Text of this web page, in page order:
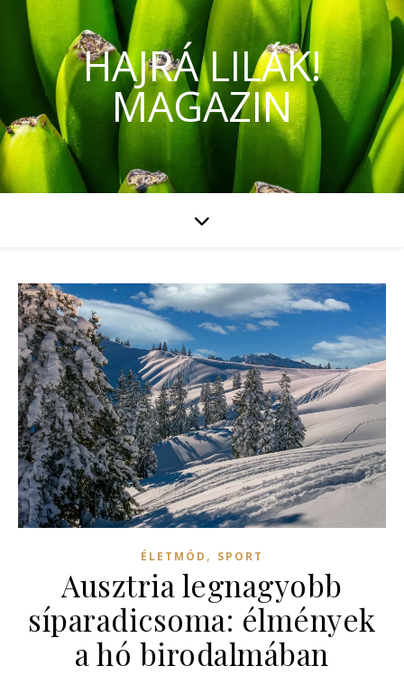
HAJRÁ LILÁK!
MAGAZIN
ÉLETMÓD , SPORT
Ausztria legnagyobb
síparadicsoma: élmények
a hó birodalmában